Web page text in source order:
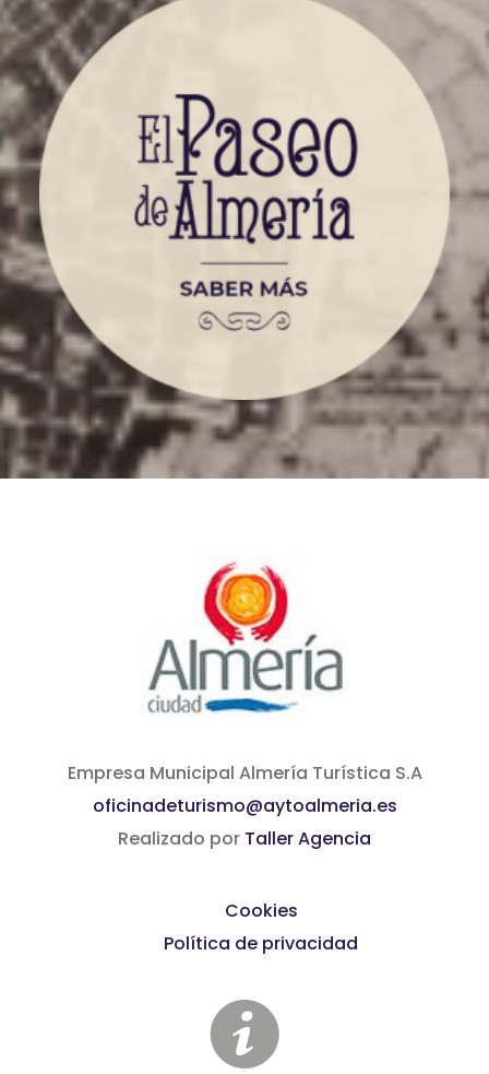
Empresa Municipal Almería Turística S.A
oficinadeturismo@aytoalmeria.es
Realizado por Taller Agencia
Cookies
Política de privacidad